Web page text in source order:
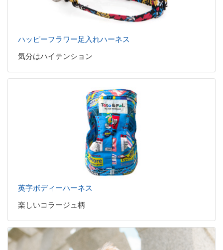
ハッピーフラワー足入れハーネス
気分はハイテンション
英字ボディーハーネス
楽しいコラージュ柄